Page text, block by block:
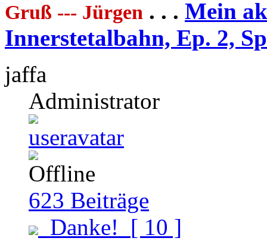
Gruß --- Jürgen . . . Mein
Innerstetalbahn, Ep. 2,
jaffa
Administrator
623 Beiträge
Danke! [ 10 ]